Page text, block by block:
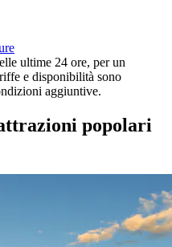
ultime 24 ore, per un
e disponibilità sono
aggiuntive.
popolari